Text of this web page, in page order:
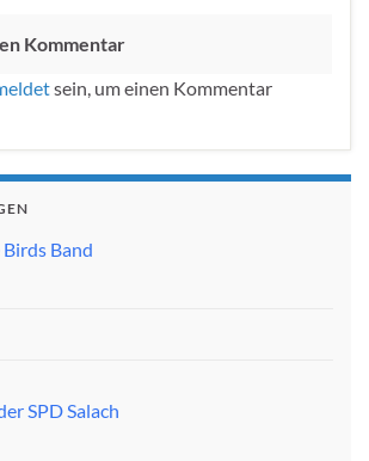
Kommentar
sein, um einen Kommentar
Band
SPD Salach